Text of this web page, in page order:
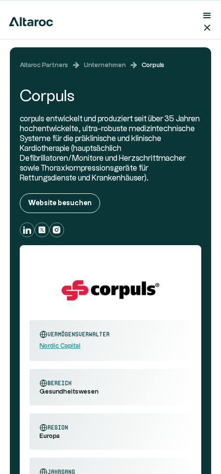
Altaroc Partners Unternehmen Corpuls
Vermögensverwalter
Nordic Capital
Bereich
Gesundheitswesen
Region
Europa
Jahrgang
Corpuls
corpuls entwickelt und produziert seit über 35 Jahren
hochentwickelte, ultra-robuste medizintechnische
Systeme für die präklinische und klinische
Kardiotherapie (hauptsächlich
Defibrillatoren/Monitore und Herzschrittmacher
sowie Thoraxkompressionsgeräte für
Rettungsdienste und Krankenhäuser).
Website besuchen